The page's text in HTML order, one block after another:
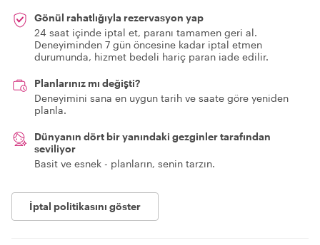
Gönül rahatlığıyla rezervasyon yap
24 saat içinde iptal et, paranı tamamen geri al.
Deneyiminden 7 gün öncesine kadar iptal etmen
durumunda, hizmet bedeli hariç paran iade edilir.
Planlarınız mı değişti?
Deneyimini sana en uygun tarih ve saate göre yeniden
planla.
Dünyanın dört bir yanındaki gezginler tarafından
seviliyor
Basit ve esnek - planların, senin tarzın.
İptal politikasını göster